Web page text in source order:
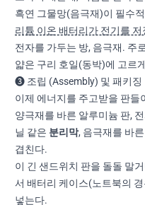
흑연 그물망(음극재)이 필수
리튬 이온 배터리가 전기를
전자를 가두는 방, 음극재. 주
얇은 구리 호일(동박)에 고르
❸ 조립 (Assembly) 및 패키징
이제 에너지를 주고받을 판들
양극재를 바른 알루미늄 판,
닐 같은 분리막, 음극재를 바
겹친다.
이 긴 샌드위치 판을 돌돌 말
서 배터리 케이스(노트북의
넣는다.